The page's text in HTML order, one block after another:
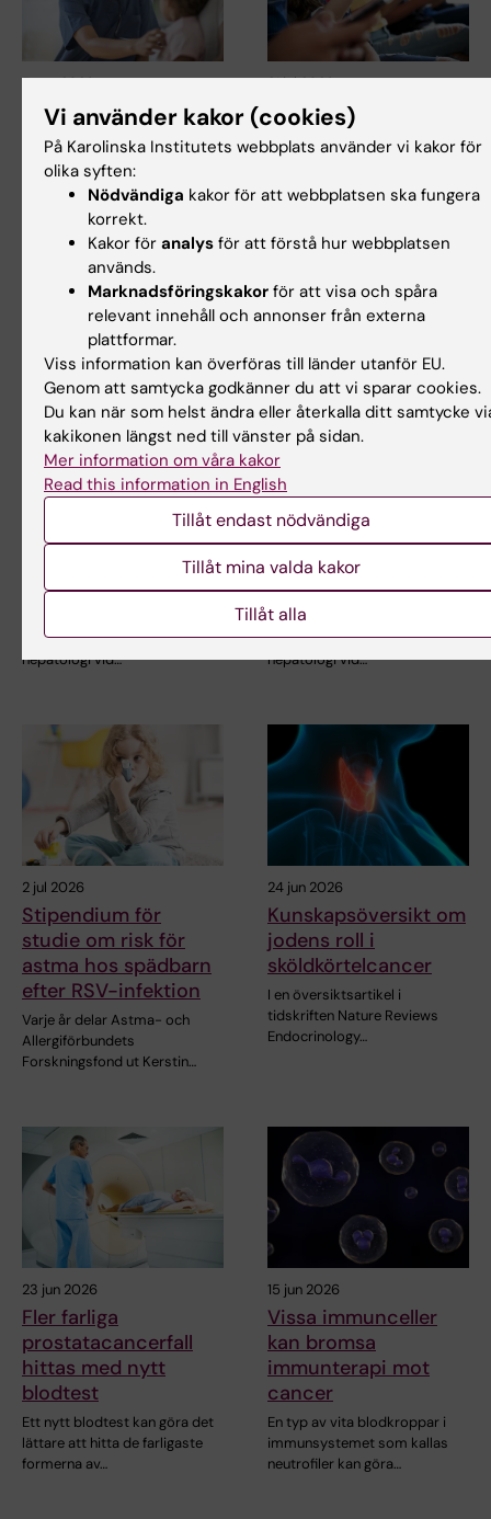
5 aug 2026
Hög följsamhet trots
täta kontroller av
barn med ärftlig
cancerrisk
Barn med en ärftlig variant i
genen TP53 följer i hög grad
rekommenderade…
21 jul 2026
Sociala medier i
tonåren ökade inte
risken för psykisk
ohälsa
spenderar på sociala medier
kunde inte kopplas till…
3 jul 2026
CLINTEC-professor
tilldelas
hederspris
gastroenterologi och
hepatologi vid…
3 jul 2026
CLINTEC-professor
tilldelas
internationellt
hederspris
Matthias Löhr, professor i
gastroenterologi och
hepatologi vid…
2 jul 2026
Stipendium för
studie om risk för
astma hos spädbarn
efter RSV-infektion
Varje år delar Astma- och
Allergiförbundets
Forskningsfond ut Kerstin…
24 jun 2026
Kunskapsöversikt om
jodens roll i
sköldkörtelcancer
I en översiktsartikel i
tidskriften Nature Reviews
Endocrinology…
23 jun 2026
Fler farliga
prostatacancerfall
hittas med nytt
blodtest
Ett nytt blodtest kan göra det
lättare att hitta de farligaste
formerna av…
15 jun 2026
Vissa immunceller
kan bromsa
immunterapi mot
cancer
En typ av vita blodkroppar i
immunsystemet som kallas
neutrofiler kan göra…
Vi använder kakor (cookies)
På Karolinska Institutets webbplats använder vi kakor för
olika syften:
Nödvändiga kakor för att webbplatsen ska fungera
korrekt.
Kakor för analys för att förstå hur webbplatsen
används.
Marknadsföringskakor för att visa och spåra
relevant innehåll och annonser från externa
plattformar.
Viss information kan överföras till länder utanför EU.
Genom att samtycka godkänner du att vi sparar cookies.
Du kan när som helst ändra eller återkalla ditt samtycke
kakikonen längst ned till vänster på sidan.
Mer information om våra kakor
Read this information in English
Tillåt endast nödvändiga
Tillåt mina valda kakor
Tillåt alla